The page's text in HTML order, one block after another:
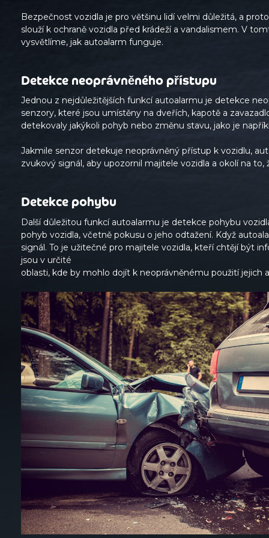
Bezpečnost vozidla je pro většinu lidí velmi důležitá, a
slouží k ochraně vozidla před krádeží a vandalismem. V
vysvětlíme, jak autoalarm funguje.
Detekce neoprávněného přístupu
Jednou z nejdůležitějších funkcí autoalarmu je detekce
senzory, které jsou umístěny na dveřích, kapotě a
detekovaly jakýkoli pohyb nebo změnu stavu, jako je
Jakmile senzor detekuje neoprávněný přístup k vozidlu,
zvukový signál, aby upozornil majitele vozidla a okolí na
Detekce pohybu
Další důležitou funkcí autoalarmu je detekce pohybu
pohyb vozidla, včetně pokusu o jeho odtažení. Když
signál. To je užitečné pro majitele vozidla, kteří chtějí být
jsou v určité
oblasti, kde by mohlo dojít k neoprávněnému použití jejich